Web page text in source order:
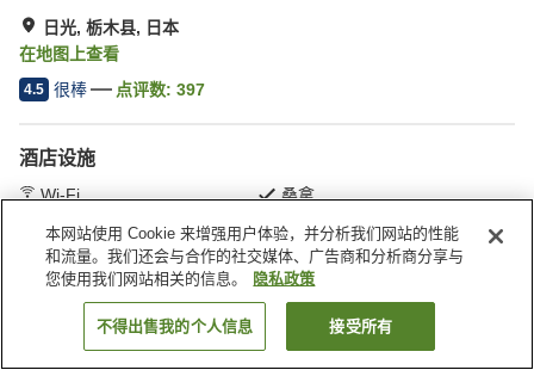
日光, 栃木县, 日本
在地图上查看
4.5 很棒 点评数: 397
酒店设施
Wi-Fi
桑拿
首页 日本 栃木县 日光 日光温泉日光千姫物语酒店
搜索客房
本网站使用 Cookie 来增强用户体验，并分析我们网站的性能
和流量。我们还会与合作的社交媒体、广告商和分析商分享与
您使用我们网站相关的信息。
隐私政策
不得出售我的个人信息 接受所有